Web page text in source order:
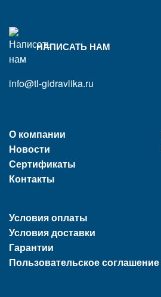
НАПИСАТЬ НАМ
info@tl-gidravlika.ru
О компании
Новости
Сертификаты
Контакты
Условия оплаты
Условия доставки
Гарантии
Пользовательское соглашение